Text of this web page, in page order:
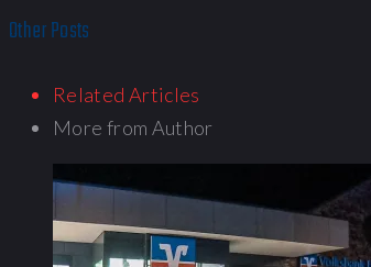
Other Posts
Related Articles
More from Author